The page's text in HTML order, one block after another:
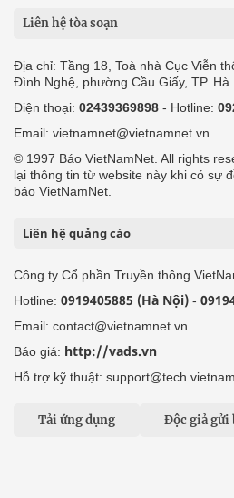
Liên hệ tòa soạn
Địa chỉ: Tầng 18, Toà nhà Cục Viễn
Đình Nghệ, phường Cầu Giấy, TP. Hà
Điện thoại: 02439369898 - Hotline:
Email: vietnamnet@vietnamnet.vn
© 1997 Báo VietNamNet. All rights
lại thông tin từ website này khi có sự
báo VietNamNet.
Liên hệ quảng cáo
Công ty Cổ phần Truyền thông
Hotline: 0919405885 (Hà Nội) -
Email: contact@vietnamnet.vn
Báo giá: http://vads.vn
Hỗ trợ kỹ thuật:
Tải ứng dụng Độc giả gửi